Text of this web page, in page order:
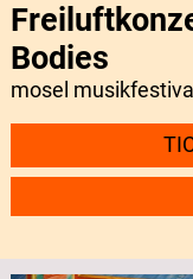
Bodies
mosel